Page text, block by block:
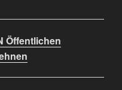
Öffentlichen